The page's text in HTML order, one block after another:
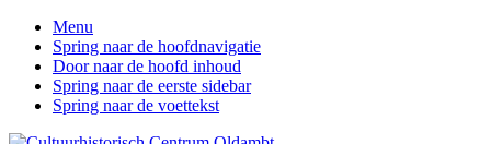
Menu
Spring naar de hoofdnavigatie
Door naar de hoofd inhoud
Spring naar de eerste sidebar
Spring naar de voettekst